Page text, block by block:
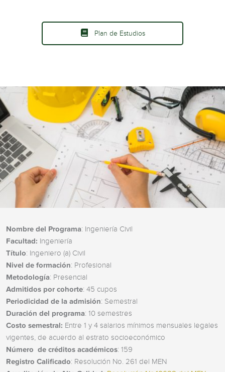
Plan de Estudios
Nombre del Programa: Ingeniería Civil
Facultad: Ingeniería
Título: Ingeniero (a) Civil
Nivel de formación: Profesional
Metodología: Presencial
Admitidos por cohorte: 45 cupos
Periodicidad de la admisión: Semestral
Duración del programa: 10 semestres
Costo semestral: Entre 1 y 4 salarios mínimos mensuales legales
vigentes, de acuerdo al estrato socioeconómico
Número de créditos académicos: 159
Registro Calificado: Resolución No. 261 del MEN